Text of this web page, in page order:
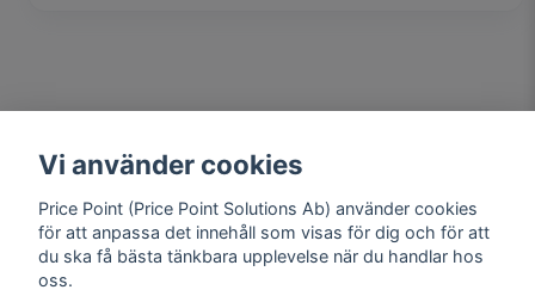
1 year ago
Mathias Johansson
Vi använder cookies
Price Point (Price Point Solutions Ab) använder cookies
för att anpassa det innehåll som visas för dig och för att
du ska få bästa tänkbara upplevelse när du handlar hos
oss.